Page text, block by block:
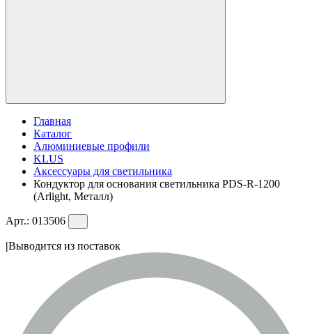
Главная
Каталог
Алюминиевые профили
KLUS
Аксессуары для светильника
Кондуктор для основания светильника PDS-R-1200
(Arlight, Металл)
Арт.: 013506
|Выводится из поставок